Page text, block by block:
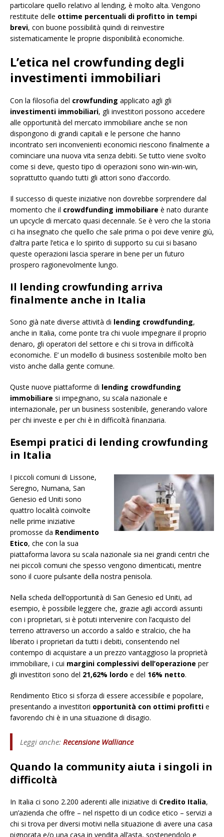
particolare quello relativo al lending, è molto alta. Vengono
restituite delle ottime percentuali di profitto in tempi
brevi, con buone possibilità quindi di reinvestire
sistematicamente le proprie disponibilità economiche.
L’etica nel crowfunding degli
investimenti immobiliari
Con la filosofia del crowfunding applicato agli gli
investimenti immobiliari, gli investitori possono accedere
alle opportunità del mercato immobiliare anche se non
dispongono di grandi capitali e le persone che hanno
incontrato seri inconvenienti economici riescono finalmente a
cominciare una nuova vita senza debiti. Se tutto viene svolto
come si deve, questo tipo di operazioni sono win-win-win,
soprattutto quando tutti gli attori sono d’accordo.
Il successo di queste iniziative non dovrebbe sorprendere dal
momento che il crowdfunding immobiliare è nato durante
un upcycle di mercato quasi decennale. Se è vero che la storia
ci ha insegnato che quello che sale prima o poi deve venire giù,
d’altra parte l’etica e lo spirito di supporto su cui si basano
queste operazioni lascia sperare in bene per un futuro
prospero ragionevolmente lungo.
Il lending crowfunding arriva
finalmente anche in Italia
Sono già nate diverse attività di lending crowdfunding,
anche in Italia, come ponte tra chi vuole impegnare il proprio
denaro, gli operatori del settore e chi si trova in difficoltà
economiche. E’ un modello di business sostenibile molto ben
visto anche dalla gente comune.
Quste nuove piattaforme di lending crowdfunding
immobiliare si impegnano, su scala nazionale e
internazionale, per un business sostenibile, generando valore
per chi investe e per chi è in difficoltà finanziaria.
Esempi pratici di lending crowfunding
in Italia
I piccoli comuni di Lissone,
Seregno, Numana, San
Genesio ed Uniti sono
quattro località coinvolte
nelle prime iniziative
promosse da Rendimento
Etico, che con la sua
piattaforma lavora su scala nazionale sia nei grandi centri che
nei piccoli comuni che spesso vengono dimenticati, mentre
sono il cuore pulsante della nostra penisola.
Nella scheda dell’opportunità di San Genesio ed Uniti, ad
esempio, è possibile leggere che, grazie agli accordi assunti
con i proprietari, si è potuti intervenire con l’acquisto del
terreno attraverso un accordo a saldo e stralcio, che ha
liberato i proprietari da tutti i debiti, consentendo nel
contempo di acquistare a un prezzo vantaggioso la proprietà
immobiliare, i cui margini complessivi dell’operazione per
gli investitori sono del 21,62% lordo e del 16% netto.
Rendimento Etico si sforza di essere accessibile e popolare,
presentando a investitori opportunità con ottimi profitti e
favorendo chi è in una situazione di disagio.
Leggi anche: Recensione Walliance
Quando la community aiuta i singoli in
difficoltà
In Italia ci sono 2.200 aderenti alle iniziative di Credito Italia,
un’azienda che offre – nel rispetto di un codice etico – servizi a
chi si trova per diversi motivi nella situazione di avere una casa
pignorata e/o una casa in vendita all’asta, sostenendolo e